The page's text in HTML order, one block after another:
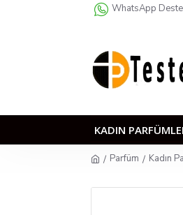
WhatsApp
KADIN
Parfüm Kadın